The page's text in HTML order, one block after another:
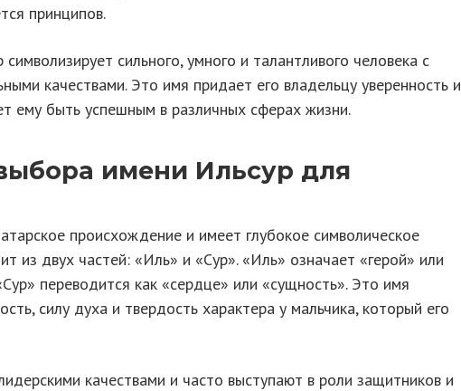
принципов.
сильного, умного и талантливого человека с
качествами. Это имя придает его владельцу уверенность и
ему быть успешным в различных сферах жизни.
имени Ильсур для
происхождение и имеет глубокое символическое
из двух частей: «Иль» и «Сур». «Иль» означает «герой» или
переводится как «сердце» или «сущность». Это имя
силу духа и твердость характера у мальчика, который его
качествами и часто выступают в роли защитников и